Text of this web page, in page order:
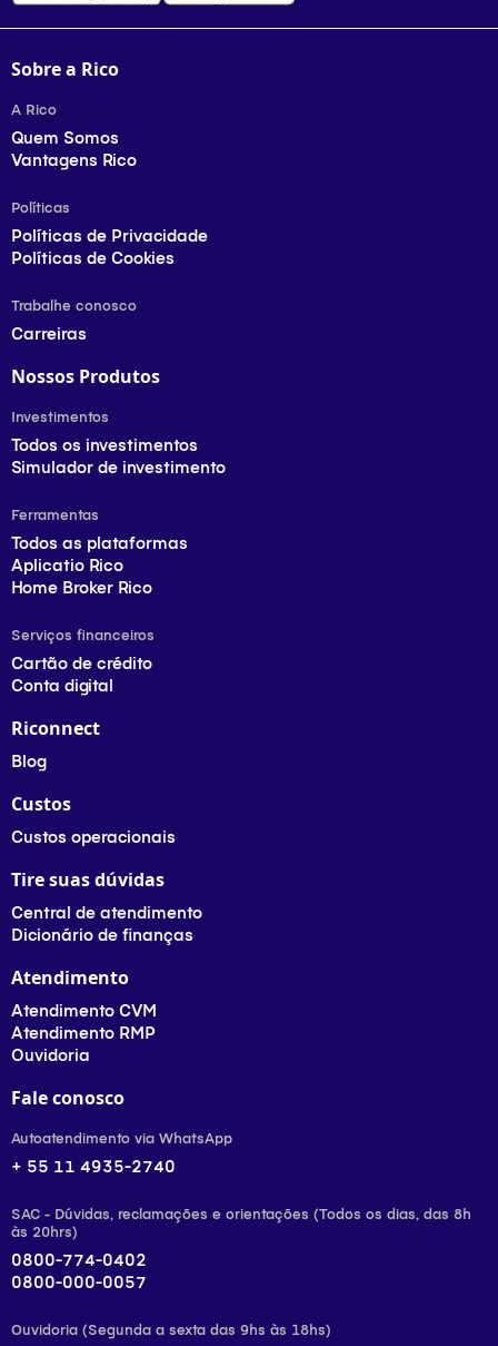
Sobre a Rico
A Rico
Quem Somos
Vantagens Rico
Políticas
Políticas de Privacidade
Políticas de Cookies
Trabalhe conosco
Carreiras
Nossos Produtos
Investimentos
Todos os investimentos
Simulador de investimento
Ferramentas
Todos as plataformas
Aplicatio Rico
Home Broker Rico
Serviços financeiros
Cartão de crédito
Conta digital
Riconnect
Blog
Custos
Custos operacionais
Tire suas dúvidas
Central de atendimento
Dicionário de finanças
Atendimento
Atendimento CVM
Atendimento RMP
Ouvidoria
Fale conosco
Autoatendimento via WhatsApp
+ 55 11 4935-2740
SAC - Dúvidas, reclamações e orientações (Todos os dias, das 8h
às 20hrs)
0800-774-0402
0800-000-0057
Ouvidoria (Segunda a sexta das 9hs às 18hs)